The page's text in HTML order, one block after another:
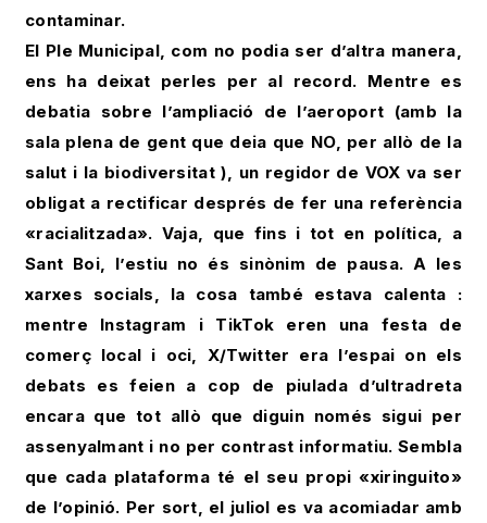
contaminar.
El Ple Municipal, com no podia ser d’altra manera,
ens ha deixat perles per al record. Mentre es
debatia sobre l’ampliació de l’aeroport (amb la
sala plena de gent que deia que NO, per allò de la
salut i la biodiversitat ), un regidor de VOX va ser
obligat a rectificar després de fer una referència
«racialitzada». Vaja, que fins i tot en política, a
Sant Boi, l’estiu no és sinònim de pausa. A les
xarxes socials, la cosa també estava calenta :
mentre Instagram i TikTok eren una festa de
comerç local i oci, X/Twitter era l’espai on els
debats es feien a cop de piulada d’ultradreta
encara que tot allò que diguin només sigui per
assenyalmant i no per contrast informatiu. Sembla
que cada plataforma té el seu propi «xiringuito»
de l’opinió. Per sort, el juliol es va acomiadar amb